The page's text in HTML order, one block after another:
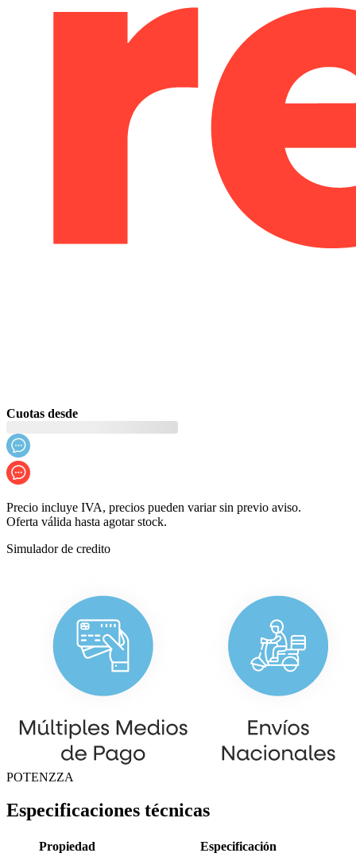
Cuotas desde
Precio incluye IVA, precios pueden variar sin previo aviso.
Oferta válida hasta agotar stock.
Simulador de credito
POTENZZA
Especificaciones técnicas
Propiedad Especificación